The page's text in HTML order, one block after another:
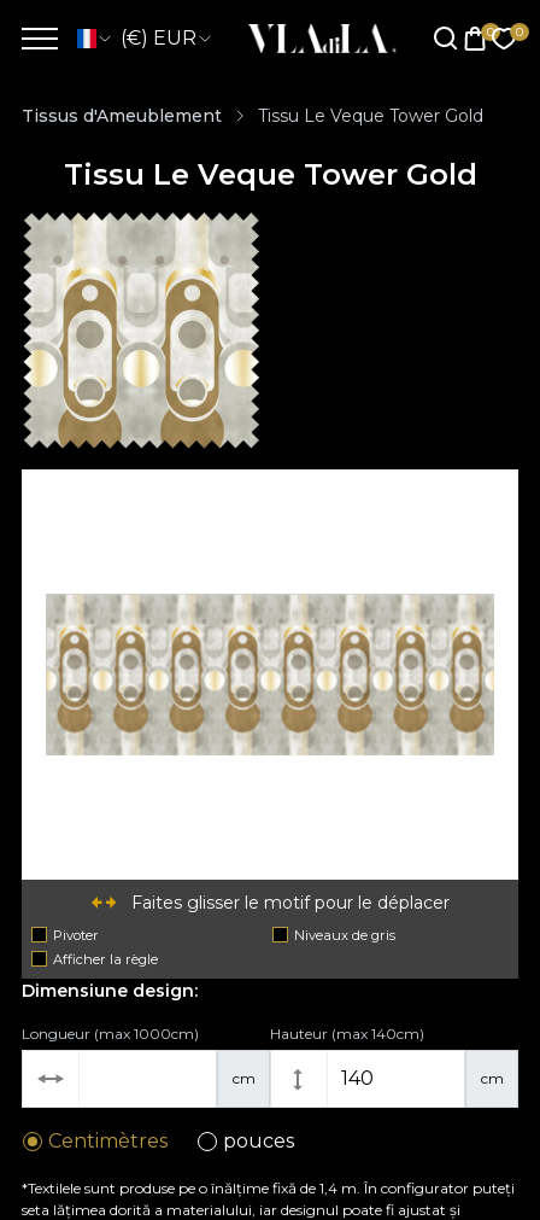
(€) EUR
Tissus d'Ameublement Tissu Le Veque Tower Gold
Tissu Le Veque Tower Gold
Faites glisser le motif pour le déplacer
Pivoter
Niveaux de gris
Afficher la règle
Dimensiune design:
cm
Longueur (max 1000cm)
cm
Hauteur (max 140cm)
Centimètres pouces
*Textilele sunt produse pe o înălțime fixă de 1,4 m. În configurator puteți
seta lățimea dorită a materialului, iar designul poate fi ajustat și